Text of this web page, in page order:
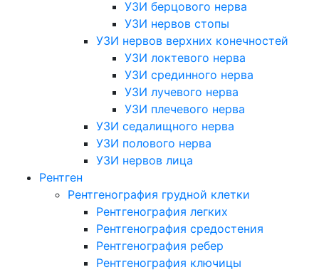
УЗИ берцового нерва
УЗИ нервов стопы
УЗИ нервов верхних конечностей
УЗИ локтевого нерва
УЗИ срединного нерва
УЗИ лучевого нерва
УЗИ плечевого нерва
УЗИ седалищного нерва
УЗИ полового нерва
УЗИ нервов лица
Рентген
Рентгенография грудной клетки
Рентгенография легких
Рентгенография средостения
Рентгенография ребер
Рентгенография ключицы